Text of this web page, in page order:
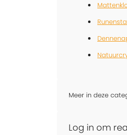
Meer in deze
Log in om